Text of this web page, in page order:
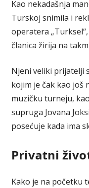
Kao nekadašnja
Turskoj snimila i
operatera
članica žirija na
Njeni veliki prijatelji
kojim je čak kao još
muzičku turneju,
supruga Jovana
posećuje kada ima
Privatni
Kako je na početku